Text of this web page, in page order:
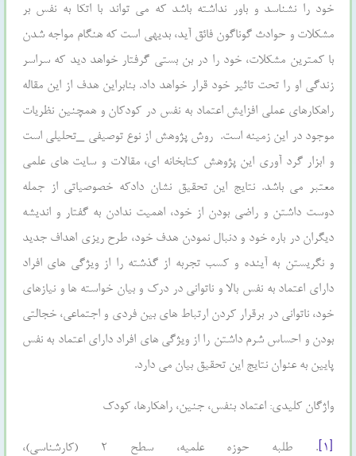
خود را نشناسد و باور نداشته باشد که مي تواند با اتکا به نفس بر
مشکلات و حوادث گوناگون فائق آيد، بديهي است که هنگام مواجه شدن
با کمترين مشکلات، خود را در بن بستي گرفتار خواهد ديد که سراسر
زندگي او را تحت تاثير خود قرار خواهد داد. بنابراين هدف از اين مقاله
راهکارهاي عملي افزايش اعتماد به نفس در کودکان و همچنين نظريات
موجود در اين زمينه است. روش پژوهش از نوع توصيفي _تحليلي است
و ابزار گرد آوري اين پژوهش کتابخانه اي، مقالات و سايت هاي علمي
معتبر مي باشد. نتايج اين تحقيق نشان دادکه خصوصياتي از جمله
دوست داشتن و راضي بودن از خود، اهميت ندادن به گفتار و انديشه
ديگران در باره خود و دنبال نمودن هدف خود، طرح ريزي اهداف جديد
و نگريستن به آينده و کسب تجربه از گذشته را از ويژگي هاي افراد
داراي اعتماد به نفس بالا و ناتواني در درک و بيان خواسته ها و نيازهاي
خود، ناتواني در برقرار کردن ارتباط هاي بين فردي و اجتماعي، خجالتي
بودن و احساس شرم داشتن را از ويژگي هاي افراد داراي اعتماد به نفس
پايين به عنوان نتايج اين تحقيق بيان مي دارد.
واژگان کلیدی: اعتماد بنفس، جنین، راهکارها، کودک
[۱]
. طلبه حوزه علمیه، سطح ۲ (کارشناسی)،